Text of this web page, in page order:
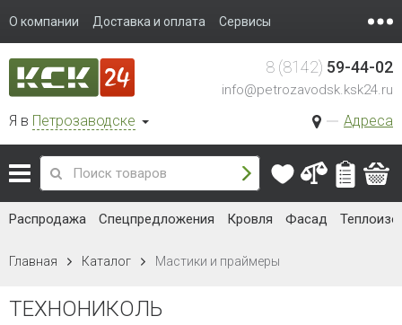
О компании Доставка и оплата Сервисы
Я в Петрозаводске Адреса
8 (8142) 59-44-02
info@petrozavodsk.ksk24.ru
Распродажа Спецпредложения Кровля Фасад
Главная Каталог Мастики и праймеры
ТЕХНОНИКОЛЬ